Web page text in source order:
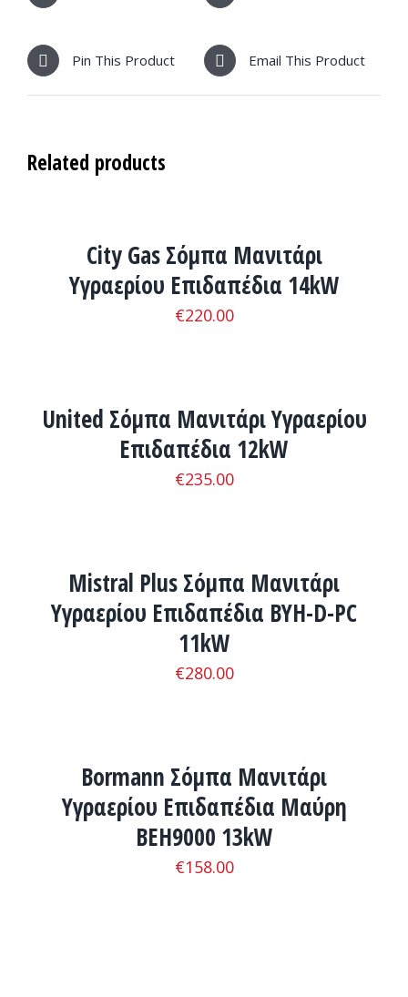
Pin This Product Email This Product
Related products
City Gas Σόμπα Μανιτάρι
Υγραερίου Επιδαπέδια 14kW
€220.00
ΛΕΠΤΟΜΈΡΕΙΕΣ
United Σόμπα Μανιτάρι Υγραερίου
Επιδαπέδια 12kW
€235.00
ΛΕΠΤΟΜΈΡΕΙΕΣ
Mistral Plus Σόμπα Μανιτάρι
Υγραερίου Επιδαπέδια BYH-D-PC
11kW
€280.00
ΛΕΠΤΟΜΈΡΕΙΕΣBormann Σόμπα Μανιτάρι
Υγραερίου Επιδαπέδια Μαύρη
BEH9000 13kW
€158.00